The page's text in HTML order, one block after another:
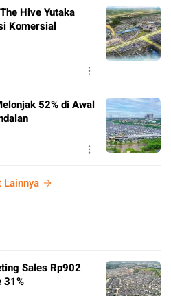
Hive Yutaka
Komersial
52% di Awal
Lainnya
Sales Rp902
31%